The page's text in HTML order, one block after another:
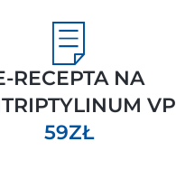
RECEPTA NA
VP
59ZŁ